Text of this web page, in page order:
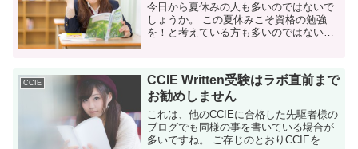
今日から夏休みの人も多いのではないで
しょうか。 この夏休みこそ資格の勉強
を！と考えている方も多いのではないで
で旅行に行っている間も、子供が寝静ま
ったあ...
CCIE
CCIE Written受験はラボ直前まで
お勧めしません
これは、他のCCIEに合格した先駆者様の
ブログでも同様の事を書いている場合が
多いですね。 ご存じのとおりCCIEを取